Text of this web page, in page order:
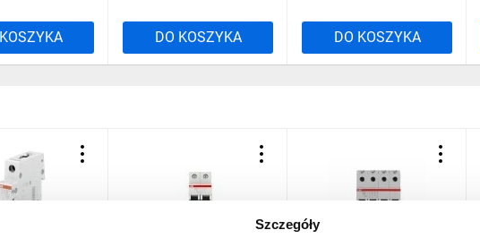
Szczegóły
DO KOSZYKA DO KOSZYKA